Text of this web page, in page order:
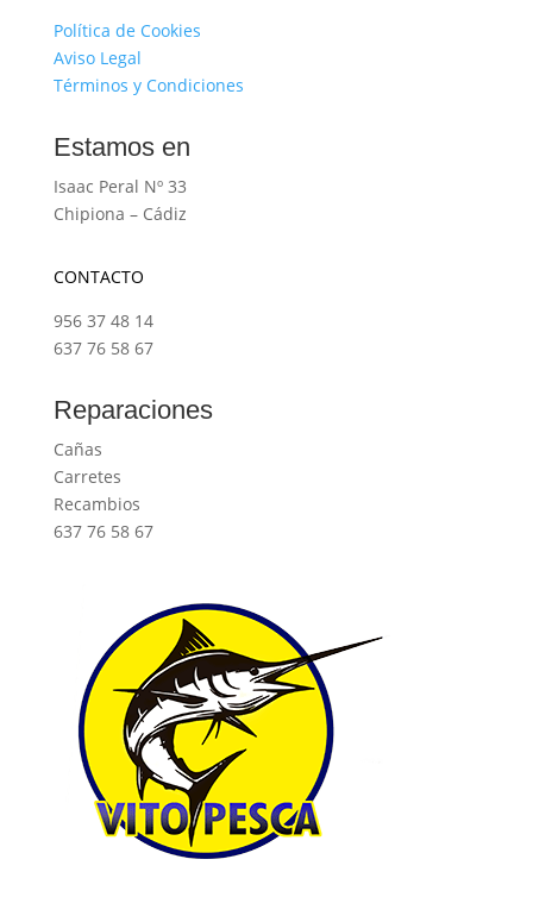
Política de Cookies
Aviso Legal
Términos y Condiciones
Estamos en
Isaac Peral Nº 33
Chipiona – Cádiz
CONTACTO
956 37 48 14
637 76 58 67
Reparaciones
Cañas
Carretes
Recambios
637 76 58 67